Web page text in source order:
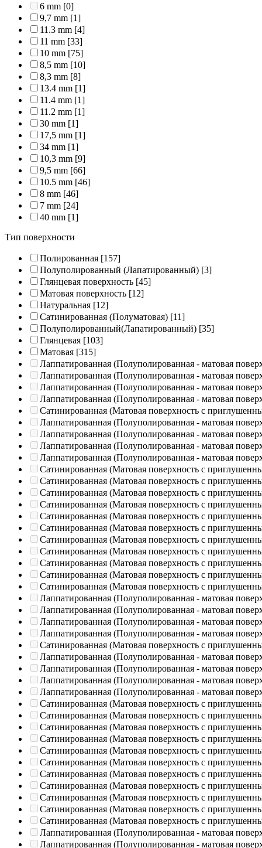
6 mm [0]
9,7 mm [1]
11.3 mm [4]
11 mm [33]
10 mm [75]
8,5 mm [10]
8,3 mm [8]
13.4 mm [1]
11.4 mm [1]
11.2 mm [1]
30 mm [1]
17,5 mm [1]
34 mm [1]
10,3 mm [9]
9,5 mm [66]
10.5 mm [46]
8 mm [46]
7 mm [24]
40 mm [1]
Тип поверхности
Полированная [157]
Полуполированный (Лапатированный) [3]
Глянцевая поверхность [45]
Матовая поверхность [12]
Натуральная [12]
Сатинированная (Полуматовая) [11]
Полуполированный(Лапатированный) [35]
Глянцевая [103]
Матовая [315]
Лаппатированная (Полуполированная - матовая
Лаппатированная (Полуполированная - матовая
Лаппатированная (Полуполированная - матовая
Лаппатированная (Полуполированная - матовая
Сатинированная (Матовая поверхность с
Лаппатированная (Полуполированная - матовая
Лаппатированная (Полуполированная - матовая
Лаппатированная (Полуполированная - матовая
Лаппатированная (Полуполированная - матовая
Сатинированная (Матовая поверхность с
Сатинированная (Матовая поверхность с
Сатинированная (Матовая поверхность с
Сатинированная (Матовая поверхность с
Сатинированная (Матовая поверхность с
Сатинированная (Матовая поверхность с
Сатинированная (Матовая поверхность с
Сатинированная (Матовая поверхность с
Сатинированная (Матовая поверхность с
Сатинированная (Матовая поверхность с
Сатинированная (Матовая поверхность с
Лаппатированная (Полуполированная - матовая
Лаппатированная (Полуполированная - матовая
Лаппатированная (Полуполированная - матовая
Лаппатированная (Полуполированная - матовая
Сатинированная (Матовая поверхность с
Лаппатированная (Полуполированная - матовая
Лаппатированная (Полуполированная - матовая
Лаппатированная (Полуполированная - матовая
Лаппатированная (Полуполированная - матовая
Сатинированная (Матовая поверхность с
Сатинированная (Матовая поверхность с
Сатинированная (Матовая поверхность с
Сатинированная (Матовая поверхность с
Сатинированная (Матовая поверхность с
Сатинированная (Матовая поверхность с
Сатинированная (Матовая поверхность с
Сатинированная (Матовая поверхность с
Сатинированная (Матовая поверхность с
Сатинированная (Матовая поверхность с
Сатинированная (Матовая поверхность с
Лаппатированная (Полуполированная - матовая
Лаппатированная (Полуполированная - матовая